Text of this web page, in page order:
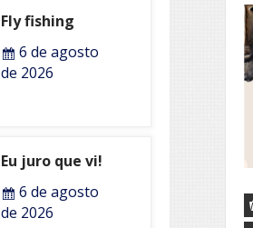
Fly fishing
6 de agosto
de 2026
Eu juro que vi!
6 de agosto
de 2026